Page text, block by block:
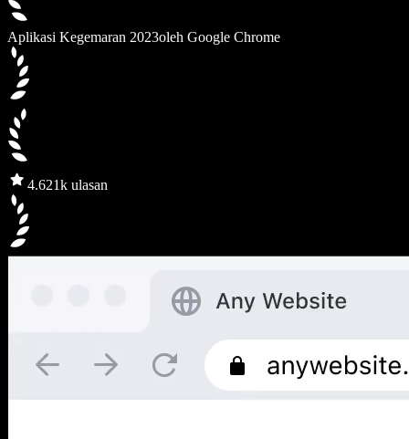
Aplikasi Kegemaran 2023oleh Google Chrome
4.621k ulasan